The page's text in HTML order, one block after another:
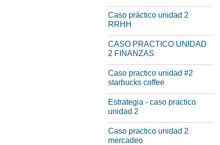
Caso práctico unidad 2
RRHH
CASO PRACTICO UNIDAD
2 FINANZAS
Caso practico unidad #2
starbucks coffee
Estrategia - caso practico
unidad 2
Caso practico unidad 2
mercadeo